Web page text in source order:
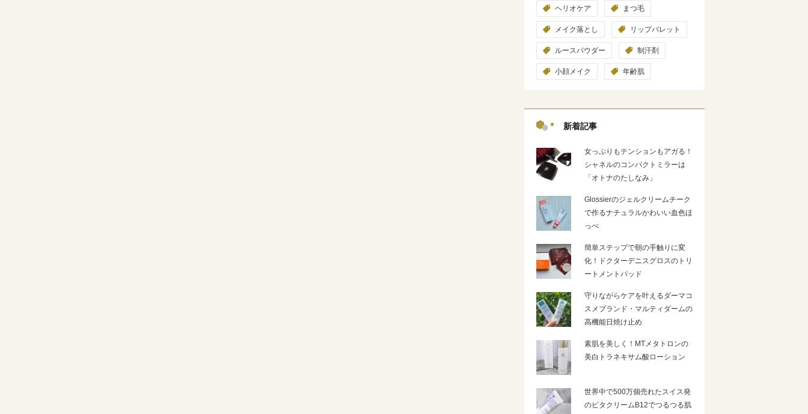
ヘリオケア まつ毛
メイク落とし リップパレット
ルースパウダー 制汗剤
小顔メイク 年齢肌
新着記事
女っぷりもテンションもアガる！
シャネルのコンパクトミラーは
「オトナのたしなみ」
Glossierのジェルクリームチーク
で作るナチュラルかわいい血色ほ
っぺ
簡単ステップで朝の手触りに変
化！ドクターデニスグロスのトリ
ートメントパッド
守りながらケアを叶えるダーマコ
スメブランド・マルティダームの
高機能日焼け止め
素肌を美しく！MTメタトロンの
美白トラネキサム酸ローション
世界中で500万個売れたスイス発
のビタクリームB12でつるつる肌